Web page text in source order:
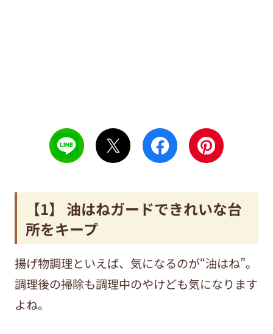
【1】 油はねガードできれいな台
所をキープ
揚げ物調理といえば、気になるのが“油はね”。
調理後の掃除も調理中のやけども気になります
よね。